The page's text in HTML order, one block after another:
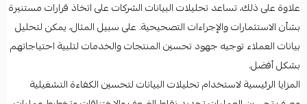
علاوة على ذلك، تساعد تحليلات البيانات الشركات على اتخاذ قرارات مستنيرة
بشأن الاستثمارات والإجراءات التصحيحية. على سبيل المثال، يمكن لتحليل
بيانات العملاء توجيه جهود تحسين المنتجات والخدمات لتلبية احتياجاتهم
بشكل أفضل.
المزايا الرئيسية لاستخدام تحليلات البيانات لتحسين الكفاءة التشغيلية